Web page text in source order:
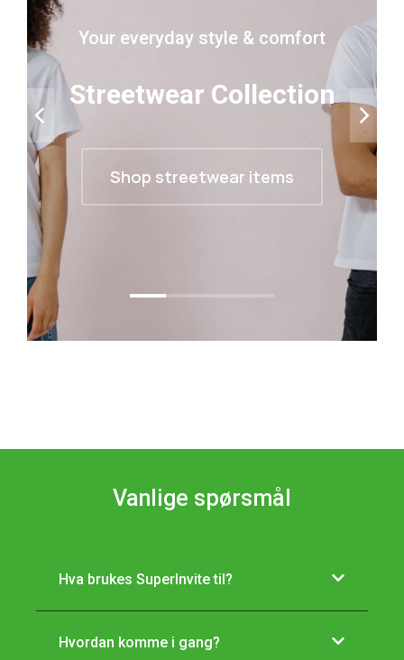
Your everyday style & comfort
Streetwear Collection
Shop streetwear items
Vanlige spørsmål
Hva brukes SuperInvite til?
Hvordan komme i gang?